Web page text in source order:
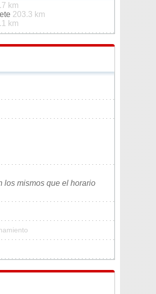
km
203.3 km
km
los mismos que el horario